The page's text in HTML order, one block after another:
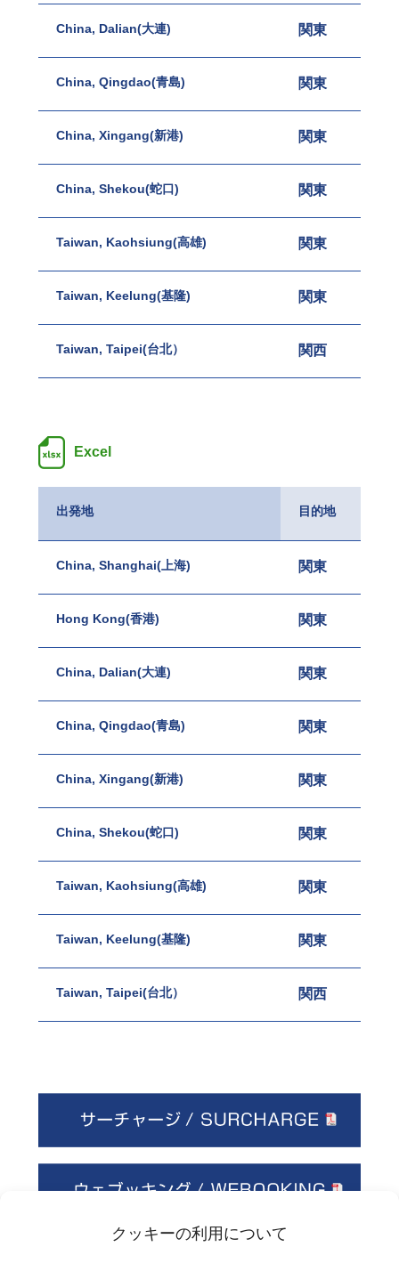
クッキーの利用について
China, Dalian(大連) 関東
China, Qingdao(青島) 関東
China, Xingang(新港) 関東
China, Shekou(蛇口) 関東
Taiwan, Kaohsiung(高雄) 関東
Taiwan, Keelung(基隆) 関東
Taiwan, Taipei(台北） 関西
Excel
出発地 目的地
China, Shanghai(上海) 関東
Hong Kong(香港) 関東
China, Dalian(大連) 関東
China, Qingdao(青島) 関東
China, Xingang(新港) 関東
China, Shekou(蛇口) 関東
Taiwan, Kaohsiung(高雄) 関東
Taiwan, Keelung(基隆) 関東
Taiwan, Taipei(台北） 関西